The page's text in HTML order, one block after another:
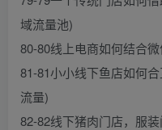
域流量池)
80-80线上电商如何结合
81-81小小线下鱼店如何
流量)
82-82线下猪肉门店，服